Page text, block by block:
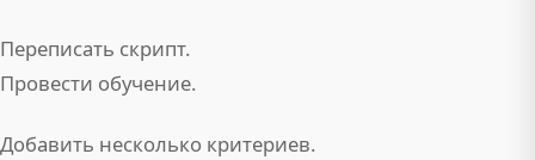
Переписать скрипт.
Провести обучение.
Добавить несколько критериев.